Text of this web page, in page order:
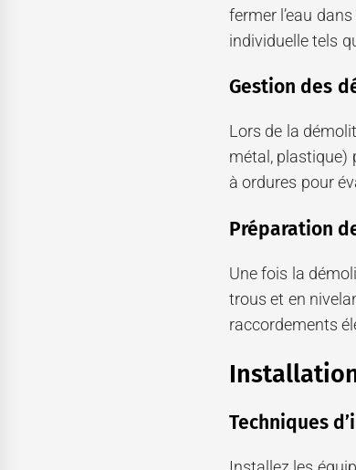
fermer l’eau
individuelle tels
Gestion des
Lors de la
métal, plastique)
à ordures pour
Préparation
Une fois la
trous et en
raccordements
Techniques